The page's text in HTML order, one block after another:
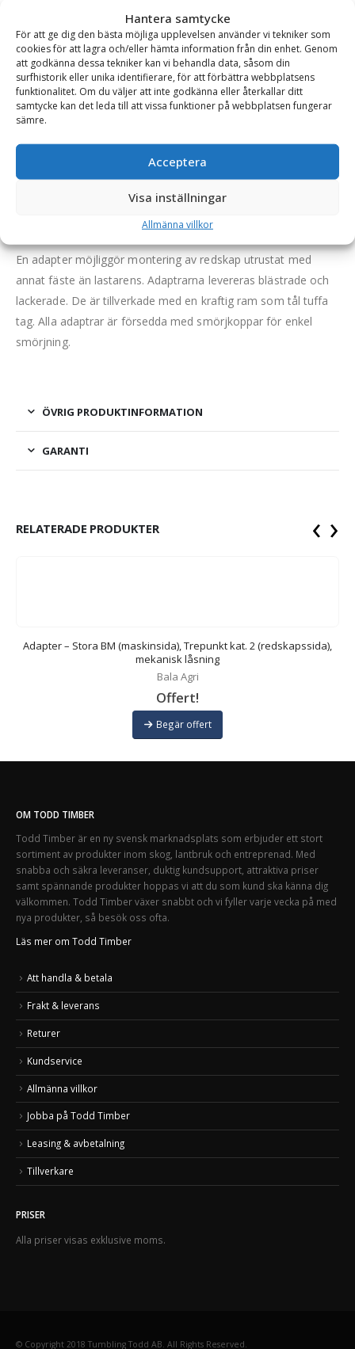
Hantera samtycke
För att ge dig den bästa möjliga upplevelsen använder vi tekniker som
cookies för att lagra och/eller hämta information från din enhet. Genom
att godkänna dessa tekniker kan vi behandla data, såsom din
surfhistorik eller unika identifierare, för att förbättra webbplatsens
funktionalitet. Om du väljer att inte godkänna eller återkallar ditt
samtycke kan det leda till att vissa funktioner på webbplatsen fungerar
sämre.
Acceptera
Visa inställningar
Allmänna villkor
Se alla produkter inom samma kategori
Hjullastare & Traktor
(redskapssida), mekanisk låsning
En adapter möjliggör montering av redskap utrustat med
annat fäste än lastarens. Adaptrarna levereras blästrade och
lackerade. De är tillverkade med en kraftig ram som tål tuffa
tag. Alla adaptrar är försedda med smörjkoppar för enkel
smörjning.
ÖVRIG PRODUKTINFORMATION
GARANTI
RELATERADE PRODUKTER
Adapter – Stora BM (maskinsida), Trepunkt kat. 2 (redskapssida),
mekanisk låsning
Bala Agri
Offert!
Begär offert
‹ ›
OM TODD TIMBER
Todd Timber är en ny svensk marknadsplats som erbjuder ett stort
sortiment av produkter inom skog, lantbruk och entreprenad. Med
snabba och säkra leveranser, duktig kundsupport, attraktiva priser
samt spännande produkter hoppas vi att du som kund ska känna dig
välkommen. Todd Timber växer snabbt och vi fyller varje vecka på med
nya produkter, så besök oss ofta.
Läs mer om Todd Timber
Att handla & betala
Frakt & leverans
Returer
Kundservice
Allmänna villkor
Jobba på Todd Timber
Leasing & avbetalning
Tillverkare
PRISER
Alla priser visas exklusive moms.
© Copyright 2018 Tumbling Todd AB. All Rights Reserved.